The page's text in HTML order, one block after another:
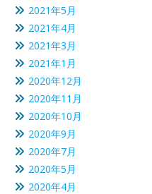
2021年5月
2021年4月
2021年3月
2021年1月
2020年12月
2020年11月
2020年10月
2020年9月
2020年7月
2020年5月
2020年4月